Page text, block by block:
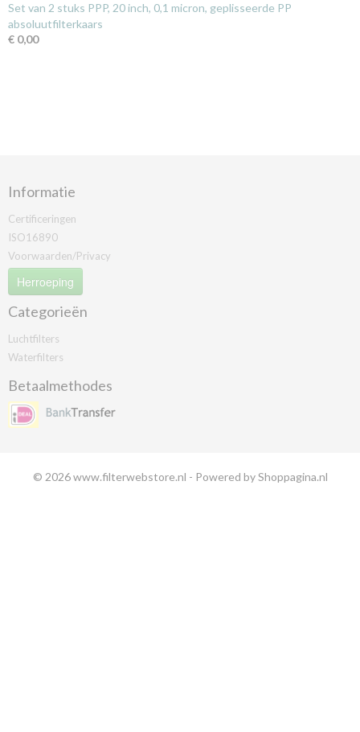
Set van 2 stuks PPP, 20 inch, 0,1 micron, geplisseerde PP
absoluutfilterkaars
€ 0,00
Informatie
Certificeringen
ISO16890
Voorwaarden/Privacy
Herroeping
Categorieën
Luchtfilters
Waterfilters
Betaalmethodes
© 2026 www.filterwebstore.nl - Powered by Shoppagina.nl